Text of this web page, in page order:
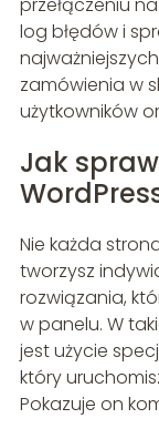
przełączeniu
log błędów i
zamówienia w
użytkowników
Jak
Nie każda
tworzysz
rozwiązania,
w panelu. W
jest użycie
który
Pokazuje on